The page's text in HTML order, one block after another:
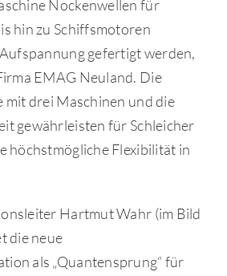
Nockenwellen für
hin zu Schiffsmotoren
gefertigt werden,
EMAG Neuland. Die
drei Maschinen und die
gewährleisten für Schleicher
höchstmögliche Flexibilität in
Hartmut Wahr (im Bild
die neue
als „Quantensprung“ für